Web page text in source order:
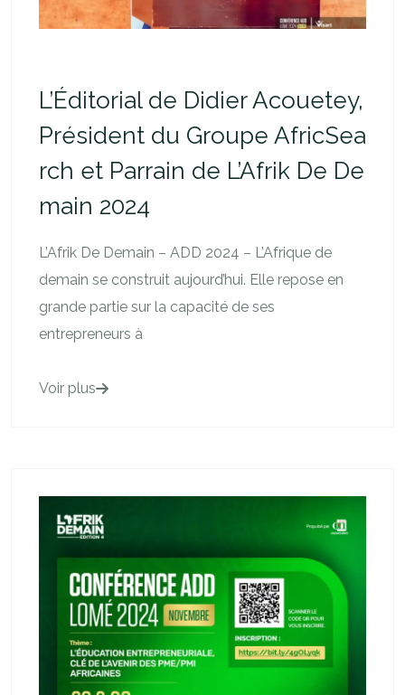
L’Éditorial de Didier Acouetey,
Président du Groupe AfricSea
rch et Parrain de L’Afrik De De
main 2024
L’Afrik De Demain – ADD 2024 – L’Afrique de
demain se construit aujourd’hui. Elle repose en
grande partie sur la capacité de ses
entrepreneurs à
Voir plus